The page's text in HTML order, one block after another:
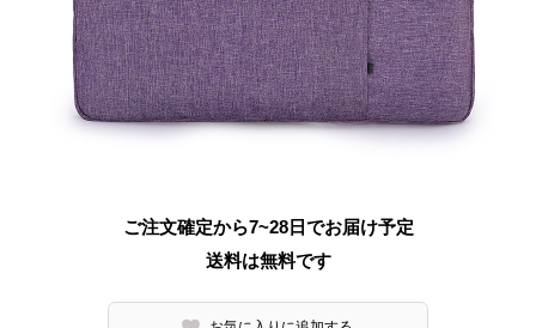
ご注文確定から7~28日でお届け予定
送料は無料です